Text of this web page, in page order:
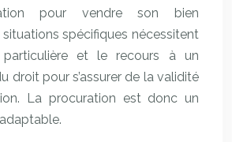
pour vendre son bien
situations spécifiques nécessitent
et le recours à un
droit pour s’assurer de la validité
La procuration est donc un